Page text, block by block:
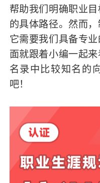
帮助我们明确职业
的具体路径。然而，
它需要我们具备专
面就跟着小编一起
名录中比较知名的
吧！